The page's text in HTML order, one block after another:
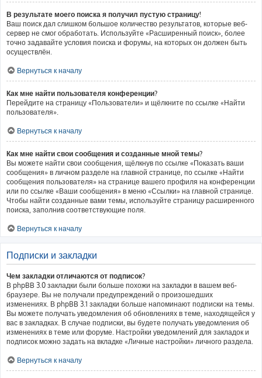
В результате моего поиска я получил пустую страницу!
Ваш поиск дал слишком большое количество результатов, которые веб-
сервер не смог обработать. Используйте «Расширенный поиск», более
точно задавайте условия поиска и форумы, на которых он должен быть
осуществлён.
Вернуться к началу
Как мне найти пользователя конференции?
Перейдите на страницу «Пользователи» и щёлкните по ссылке «Найти
пользователя».
Вернуться к началу
Как мне найти свои сообщения и созданные мной темы?
Вы можете найти свои сообщения, щёлкнув по ссылке «Показать ваши
сообщения» в личном разделе на главной странице, по ссылке «Найти
сообщения пользователя» на странице вашего профиля на конференции
или по ссылке «Ваши сообщения» в меню «Ссылки» на главной странице.
Чтобы найти созданные вами темы, используйте страницу расширенного
поиска, заполнив соответствующие поля.
Вернуться к началу
Подписки и закладки
Чем закладки отличаются от подписок?
В phpBB 3.0 закладки были больше похожи на закладки в вашем веб-
браузере. Вы не получали предупреждений о произошедших
изменениях. В phpBB 3.1 закладки больше напоминают подписки на темы.
Вы можете получать уведомления об обновлениях в теме, находящейся у
вас в закладках. В случае подписки, вы будете получать уведомления об
изменениях в теме или форуме. Настройки уведомлений для закладок и
подписок можно задать на вкладке «Личные настройки» личного раздела.
Вернуться к началу